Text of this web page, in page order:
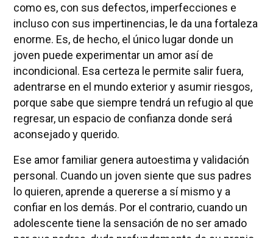
como es, con sus defectos, imperfecciones e
incluso con sus impertinencias, le da una fortaleza
enorme. Es, de hecho, el único lugar donde un
joven puede experimentar un amor así de
incondicional. Esa certeza le permite salir fuera,
adentrarse en el mundo exterior y asumir riesgos,
porque sabe que siempre tendrá un refugio al que
regresar, un espacio de confianza donde será
aconsejado y querido.
Ese amor familiar genera autoestima y validación
personal. Cuando un joven siente que sus padres
lo quieren, aprende a quererse a sí mismo y a
confiar en los demás. Por el contrario, cuando un
adolescente tiene la sensación de no ser amado